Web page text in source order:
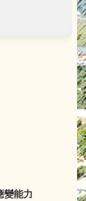
變能力